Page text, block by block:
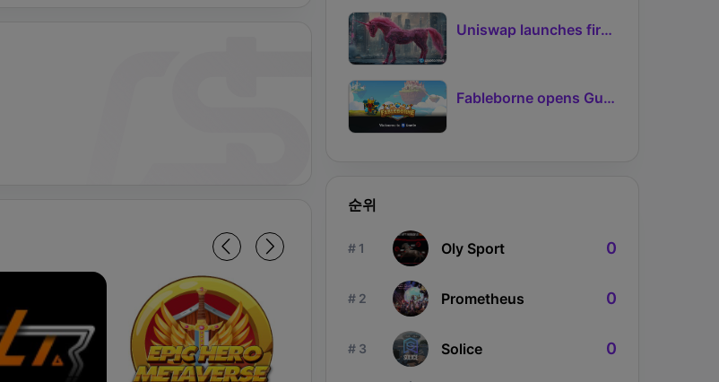
Uniswap launches first Robinhood Chain launchpad
Fableborne opens Guild signups for Season 5 as Guilds 2.0 lifts the prize pool to 95%
순위
# 1 Oly Sport 0
# 2 Prometheus 0
# 3 Solice 0